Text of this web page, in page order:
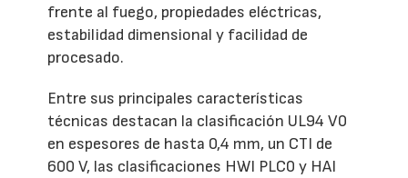
frente al fuego, propiedades eléctricas,
estabilidad dimensional y facilidad de
procesado.
Entre sus principales características
técnicas destacan la clasificación UL94 V0
en espesores de hasta 0,4 mm, un CTI de
600 V, las clasificaciones HWI PLC0 y HAI